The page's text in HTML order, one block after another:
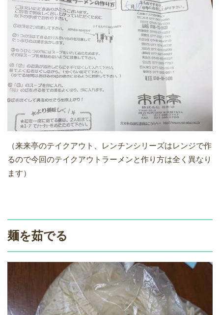
（来来亭のテイクアウト、レンチンシリーズはレンジで作
るので今回のテイクアウトラーメンと作り方は全く異なり
ます）
麺を茹でる